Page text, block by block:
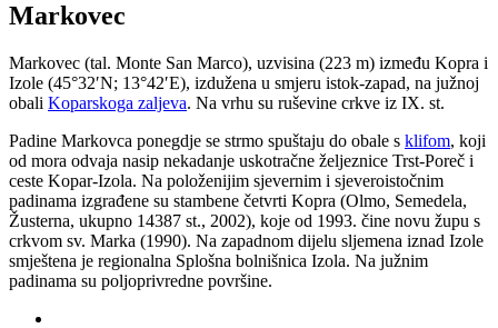
Markovec
Markovec (tal. Monte San Marco), uzvisina (223 m) između Kopra i
Izole (45°32′N; 13°42′E), izdužena u smjeru istok-zapad, na južnoj
obali Koparskoga zaljeva. Na vrhu su ruševine crkve iz IX. st.
Padine Markovca ponegdje se strmo spuštaju do obale s klifom, koji
od mora odvaja nasip nekadanje uskotračne željeznice Trst-Poreč i
ceste Kopar-Izola. Na položenijim sjevernim i sjeveroistočnim
padinama izgrađene su stambene četvrti Kopra (Olmo, Semedela,
Žusterna, ukupno 14387 st., 2002), koje od 1993. čine novu župu s
crkvom sv. Marka (1990). Na zapadnom dijelu sljemena iznad Izole
smještena je regionalna Splošna bolnišnica Izola. Na južnim
padinama su poljoprivredne površine.